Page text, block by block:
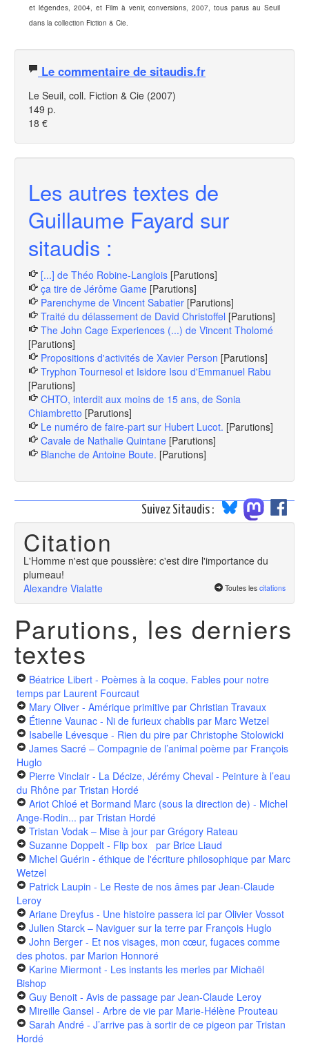
et légendes, 2004, et Film à venir, conversions, 2007, tous parus au Seuil
dans la collection Fiction & Cie.
Le commentaire de sitaudis.fr
Le Seuil, coll. Fiction & Cie (2007)
149 p.
18 €
Les autres textes de
Guillaume Fayard sur
sitaudis :
[...] de Théo Robine-Langlois [Parutions]
ça tire de Jérôme Game [Parutions]
Parenchyme de Vincent Sabatier [Parutions]
Traité du délassement de David Christoffel [Parutions]
The John Cage Experiences (...) de Vincent Tholomé
[Parutions]
Propositions d'activités de Xavier Person [Parutions]
Tryphon Tournesol et Isidore Isou d'Emmanuel Rabu
[Parutions]
CHTO, interdit aux moins de 15 ans, de Sonia
Chiambretto [Parutions]
Le numéro de faire-part sur Hubert Lucot. [Parutions]
Cavale de Nathalie Quintane [Parutions]
Blanche de Antoine Boute. [Parutions]
Suivez Sitaudis :
Citation
L'Homme n'est que poussière: c'est dire l'importance du
plumeau!
Alexandre Vialatte
Toutes les citations
Parutions, les derniers
textes
Béatrice Libert - Poèmes à la coque. Fables pour notre
temps par Laurent Fourcaut
Mary Oliver - Amérique primitive par Christian Travaux
Étienne Vaunac - Ni de furieux chablis par Marc Wetzel
Isabelle Lévesque - Rien du pire par Christophe Stolowicki
James Sacré – Compagnie de l’animal poème par François
Huglo
Pierre Vinclair - La Décize, Jérémy Cheval - Peinture à l’eau
du Rhône par Tristan Hordé
Ariot Chloé et Bormand Marc (sous la direction de) - Michel
Ange-Rodin... par Tristan Hordé
Tristan Vodak – Mise à jour par Grégory Rateau
Suzanne Doppelt - Flip box par Brice Liaud
Michel Guérin - éthique de l'écriture philosophique par Marc
Wetzel
Patrick Laupin - Le Reste de nos âmes par Jean-Claude
Leroy
Ariane Dreyfus - Une histoire passera ici par Olivier Vossot
Julien Starck – Naviguer sur la terre par François Huglo
John Berger - Et nos visages, mon cœur, fugaces comme
des photos. par Marion Honnoré
Karine Miermont - Les instants les merles par Michaël
Bishop
Guy Benoit - Avis de passage par Jean-Claude Leroy
Mireille Gansel - Arbre de vie par Marie-Hélène Prouteau
Sarah André - J’arrive pas à sortir de ce pigeon par Tristan
Hordé